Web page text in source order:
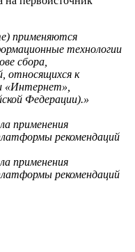
применяются
технологии
сбора,
относящихся к
«Интернет»,
Федерации).»
применения
рекомендаций
применения
рекомендаций